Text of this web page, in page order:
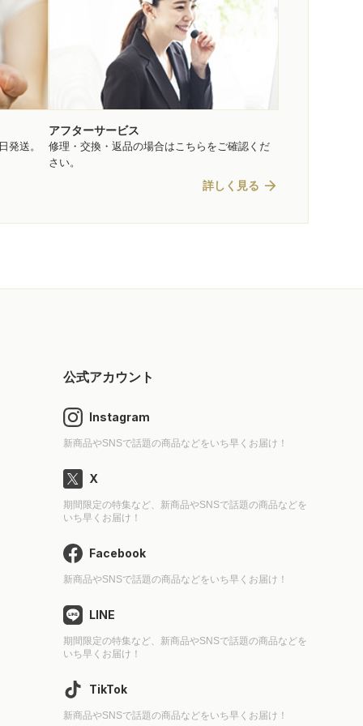
発送。
アフターサービス
修理・交換・返品の場合はこちらをご確認くだ
さい。
詳しく見る arrow_forward
公式アカウント
Instagram
新商品やSNSで話題の商品などをいち早くお届け！
X
期間限定の特集など、新商品やSNSで話題の商品などを
いち早くお届け！
Facebook
新商品やSNSで話題の商品などをいち早くお届け！
LINE
期間限定の特集など、新商品やSNSで話題の商品などを
いち早くお届け！
TikTok
新商品やSNSで話題の商品などをいち早くお届け！